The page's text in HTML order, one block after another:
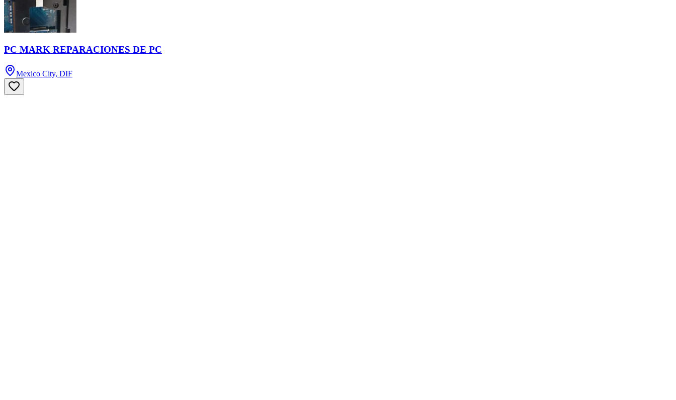
PC MARK REPARACIONES DE PC
Mexico City, DIF